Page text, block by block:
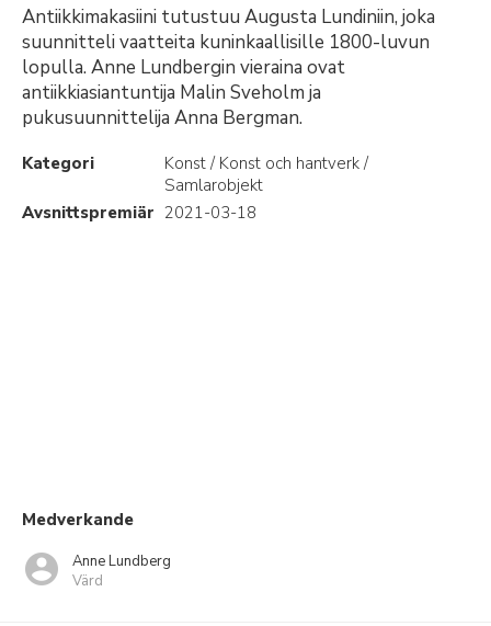
Antiikkimakasiini tutustuu Augusta Lundiniin, joka
suunnitteli vaatteita kuninkaallisille 1800-luvun
lopulla. Anne Lundbergin vieraina ovat
antiikkiasiantuntija Malin Sveholm ja
pukusuunnittelija Anna Bergman.
Kategori
Konst / Konst och hantverk /
Samlarobjekt
Avsnittspremiär 2021-03-18
Medverkande
Anne Lundberg
Värd